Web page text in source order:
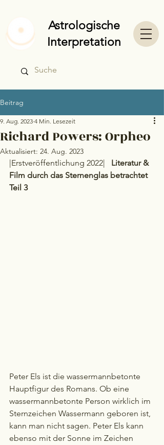
Astrologische
Interpretation
Beitrag
Richard Powers: Orpheo
9. Aug. 2023 4 Min. Lesezeit
Aktualisiert: 24. Aug. 2023
|Erstveröffentlichung 2022| Literatur &
Film durch das Sternenglas betrachtet
Teil 3
Peter Els ist die wassermannbetonte
Hauptfigur des Romans. Ob eine
wassermannbetonte Person wirklich im
Sternzeichen Wassermann geboren ist,
kann man nicht sagen. Peter Els kann
ebenso mit der Sonne im Zeichen